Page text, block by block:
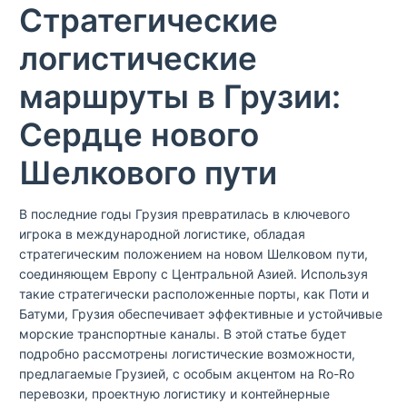
Стратегические
логистические
маршруты в Грузии:
Сердце нового
Шелкового пути
В последние годы Грузия превратилась в ключевого
игрока в международной логистике, обладая
стратегическим положением на новом Шелковом пути,
соединяющем Европу с Центральной Азией. Используя
такие стратегически расположенные порты, как Поти и
Батуми, Грузия обеспечивает эффективные и устойчивые
морские транспортные каналы. В этой статье будет
подробно рассмотрены логистические возможности,
предлагаемые Грузией, с особым акцентом на Ro-Ro
перевозки, проектную логистику и контейнерные